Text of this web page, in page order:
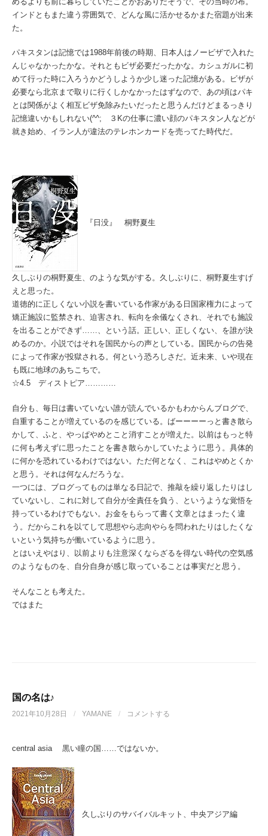
インドともまた違う雰囲気で、どんな風に活かせるかまた宿題が出来
た。
パキスタンは記憶では1988年前後の時期、日本人はノービザで入れた
んじゃなかったかな。それともビザ必要だったかな。カシュガルに初
めて行った時に入ろうかどうしようか少し迷った記憶がある。ビザが
必要なら北京まで取りに行くしかなかったはずなので、あの頃はパキ
とは関係がよく相互ビザ免除みたいだったと思うんだけどまるっきり
記憶違いかもしれない(^^; ３Kの仕事に濃い顔のパキスタン人などが
就き始め、イラン人が違法のテレホンカードを売ってた時代だ。
『日没』 桐野夏生
久しぶりの桐野夏生、のような気がする。久しぶりに、桐野夏生すげ
えと思った。
道徳的に正しくない小説を書いている作家がある日国家権力によって
矯正施設に監禁され、迫害され、転向を余儀なくされ、それでも施設
を出ることができず……、という話。正しい、正しくない、を誰が決
めるのか。小説ではそれを国民からの声としている。国民からの告発
によって作家が投獄される。何という恐ろしさだ。近未来、いや現在
も既に地球のあちこちで。
☆4.5 ディストピア…………
自分も、毎日は書いていない誰が読んでいるかもわからんブログで、
自重することが増えているのを感じている。ばーーーーっと書き散ら
かして、ふと、やっぱやめとこと消すことが増えた。以前はもっと特
に何も考えずに思ったことを書き散らかしていたように思う。具体的
に何かを恐れているわけではない。ただ何となく、これはやめとくか
と思う。それは何なんだろうな。
一つには、ブログってものは単なる日記で、推敲を繰り返したりはし
ていないし、これに対して自分が全責任を負う、というような覚悟を
持っているわけでもない。お金をもらって書く文章とはまったく違
う。だからこれを以てして思想やら志向やらを問われたりはしたくな
いという気持ちが働いているように思う。
とはいえやはり、以前よりも注意深くならざるを得ない時代の空気感
のようなものを、自分自身が感じ取っていることは事実だと思う。
そんなことも考えた。
ではまた
国の名は♪
2021年10月28日 / YAMANE / コメントする
central asia 黒い瞳の国……ではないか。
久しぶりのサバイバルキット、中央アジア編